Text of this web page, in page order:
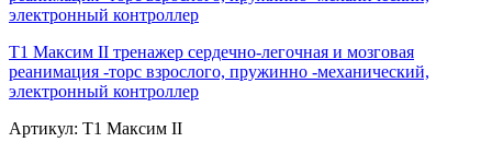
Т1 Максим II тренажер сердечно-легочная и мозговая
реанимация -торс взрослого, пружинно -механический,
электронный контроллер
Артикул: Т1 Максим II